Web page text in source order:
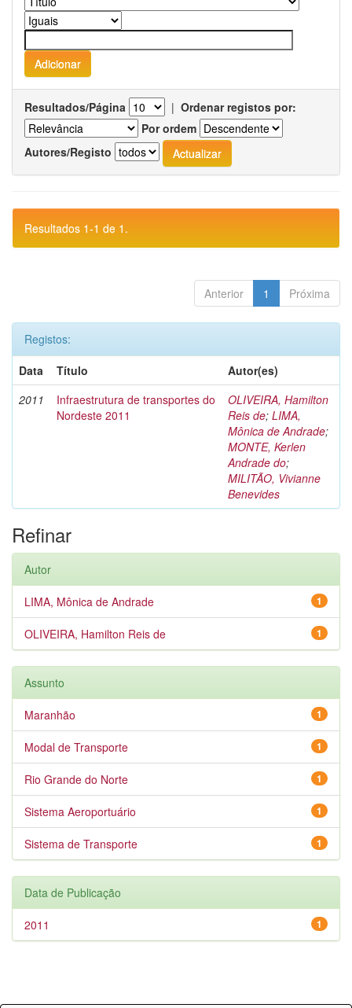
Resultados/Página | Ordenar registos por:
Por ordem
Autores/Registo
Resultados 1-1 de 1.
Anterior 1 Próxima
Registos:
Data
Título
Autor(es)
2011
Infraestrutura de transportes do
Nordeste 2011
OLIVEIRA, Hamilton
Reis de; LIMA,
Mônica de Andrade;
MONTE, Kerlen
Andrade do;
MILITÃO, Vivianne
Benevides
Refinar
Autor
1
LIMA, Mônica de Andrade
1
OLIVEIRA, Hamilton Reis de
Assunto
1
Maranhão
1
Modal de Transporte
1
Rio Grande do Norte
1
Sistema Aeroportuário
1
Sistema de Transporte
Data de Publicação
1
2011